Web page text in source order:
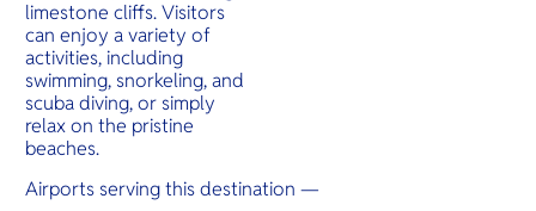
limestone cliffs. Visitors
can enjoy a variety of
activities, including
swimming, snorkeling, and
scuba diving, or simply
relax on the pristine
beaches.
Airports serving this destination —